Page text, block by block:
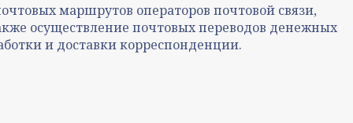
маршрутов операторов почтовой связи,
осуществление почтовых переводов денежных
и доставки корреспонденции.